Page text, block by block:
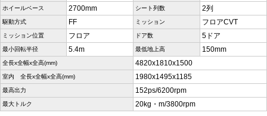
ホイールベース 2700mm シート列数 2列
駆動方式 FF ミッション フロアCVT
ミッション位置 フロア ドア数 5ドア
最小回転半径 5.4m 最低地上高 150mm
全長x全幅x全高(mm) 4820x1810x1500
室内 全長x全幅x全高(mm) 1980x1495x1185
最高出力 152ps/6200rpm
最大トルク 20kg・m/3800rpm